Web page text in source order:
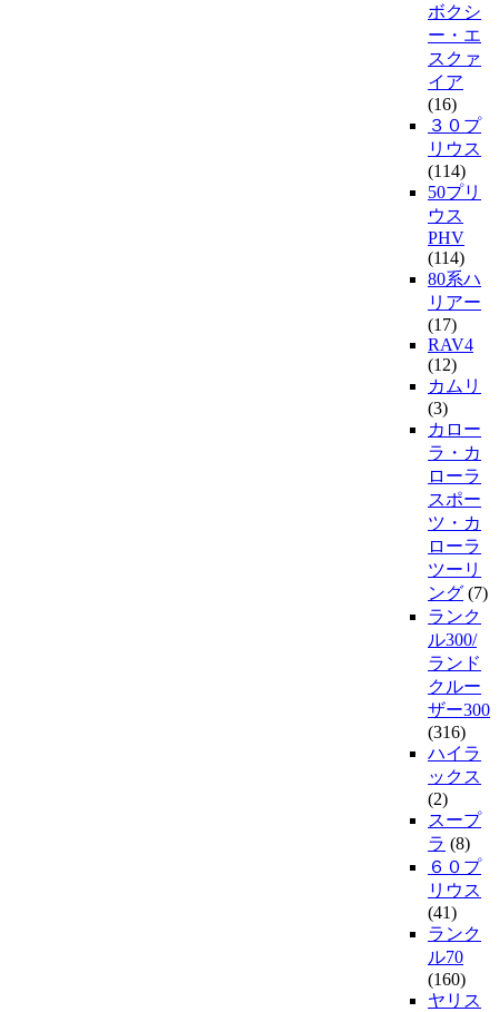
ボクシ
ー・エ
スクァ
イア
(16)
３０プ
リウス
(114)
50プリ
ウス
PHV
(114)
80系ハ
リアー
(17)
RAV4
(12)
カムリ
(3)
カロー
ラ・カ
ローラ
スポー
ツ・カ
ローラ
ツーリ
ング (7)
ランク
ル300/
ランド
クルー
ザー300
(316)
ハイラ
ックス
(2)
スープ
ラ (8)
６０プ
リウス
(41)
ランク
ル70
(160)
ヤリス